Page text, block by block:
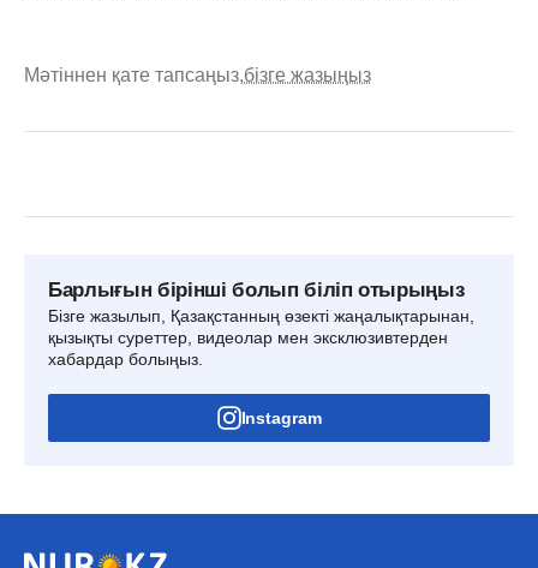
Мәтіннен қате тапсаңыз,бізге жазыңыз
Барлығын бірінші болып біліп отырыңыз
Бізге жазылып, Қазақстанның өзекті жаңалықтарынан,
қызықты суреттер, видеолар мен эксклюзивтерден
хабардар болыңыз.
Instagram